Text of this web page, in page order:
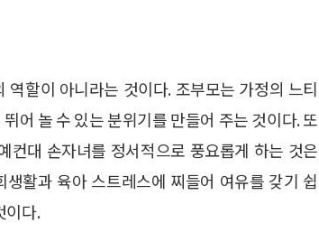
할이 아니라는 것이다. 조부모는 가정의 느티
어 놀 수 있는 분위기를 만들어 주는 것이다. 또
컨대 손자녀를 정서적으로 풍요롭게 하는 것은
활과 육아 스트레스에 찌들어 여유를 갖기 쉽
이다.